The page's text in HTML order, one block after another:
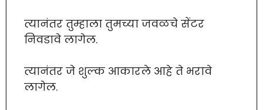
त्यानंतर तुम्हाला तुमच्या जवळचे सेंटर
निवडावे लागेल.
त्यानंतर जे शुल्क आकारले आहे ते भरावे
लागेल.